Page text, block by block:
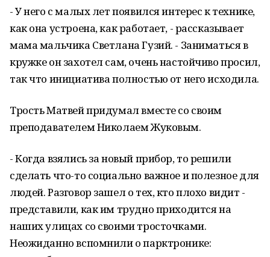
- У него с малых лет появился интерес к технике,
как она устроена, как работает, - рассказывает
мама мальчика Светлана Гузий. - Заниматься в
кружке он захотел сам, очень настойчиво просил,
так что инициатива полностью от него исходила.
Трость Матвей придумал вместе со своим
преподавателем Николаем Жуковым.
- Когда взялись за новый прибор, то решили
сделать что-то социально важное и полезное для
людей. Разговор зашел о тех, кто плохо видит -
представили, как им трудно приходится на
наших улицах со своими тросточками.
Неожиданно вспомнили о парктронике: